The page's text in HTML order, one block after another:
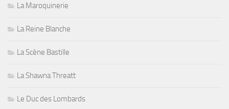
La Maroquinerie
La Reine Blanche
La Scène Bastille
La Shawna Threatt
Le Duc des Lombards